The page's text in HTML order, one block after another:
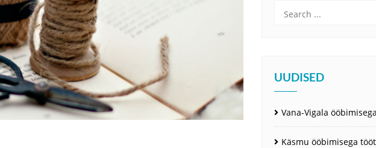
UUDISED
Vana-Vigala
Käsmu ööbimisega